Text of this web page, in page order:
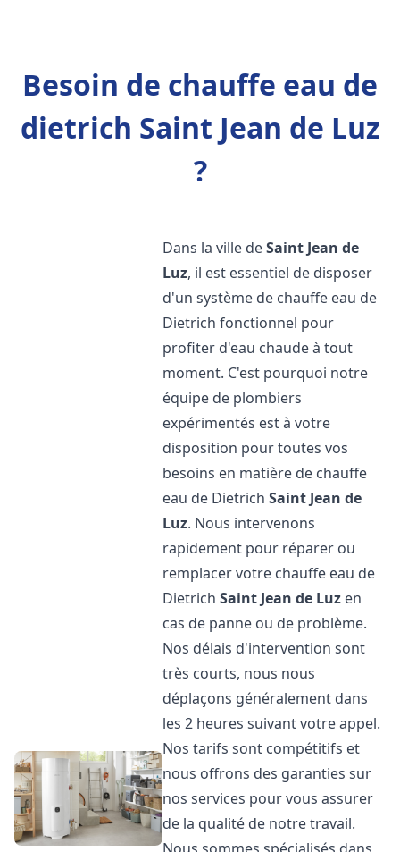
Besoin de chauffe eau de
dietrich Saint Jean de Luz
?
Dans la ville deSaint Jean de
Luz, il est essentiel de disposer
d'un système de chauffe eau de
Dietrich fonctionnel pour
profiter d'eau chaude à tout
moment. C'est pourquoi notre
équipe de plombiers
expérimentés est à votre
disposition pour toutes vos
besoins en matière de chauffe
eau de DietrichSaint Jean de
Luz. Nous intervenons
rapidement pour réparer ou
remplacer votre chauffe eau de
DietrichSaint Jean de Luz en
cas de panne ou de problème.
Nos délais d'intervention sont
très courts, nous nous
déplaçons généralement dans
les 2 heures suivant votre appel.
Nos tarifs sont compétitifs et
nous offrons des garanties sur
nos services pour vous assurer
de la qualité de notre travail.